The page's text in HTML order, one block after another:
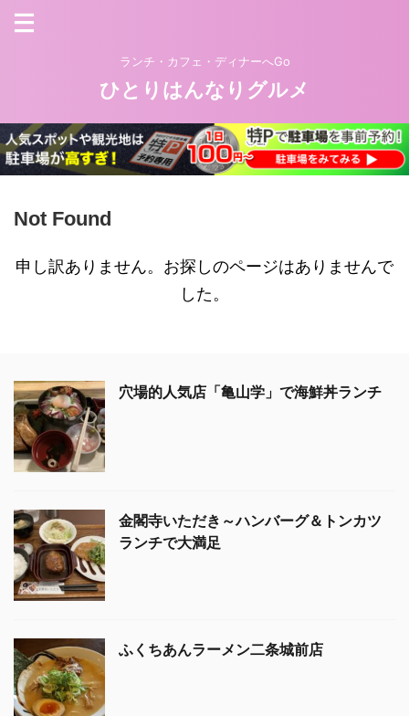
ランチ・カフェ・ディナーへGo
ひとりはんなりグルメ
Not Found
申し訳ありません。お探しのページはありませんで
した。
穴場的人気店「亀山学」で海鮮丼ランチ
金閣寺いただき～ハンバーグ＆トンカツ
ランチで大満足
ふくちあんラーメン二条城前店